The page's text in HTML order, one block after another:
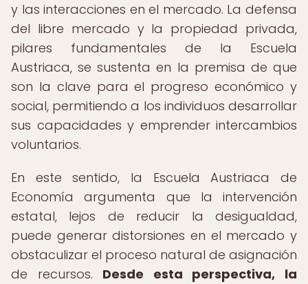
y las interacciones en el mercado. La defensa
del libre mercado y la propiedad privada,
pilares fundamentales de la Escuela
Austriaca, se sustenta en la premisa de que
son la clave para el progreso económico y
social, permitiendo a los individuos desarrollar
sus capacidades y emprender intercambios
voluntarios.
En este sentido, la Escuela Austriaca de
Economía argumenta que la intervención
estatal, lejos de reducir la desigualdad,
puede generar distorsiones en el mercado y
obstaculizar el proceso natural de asignación
de recursos. Desde esta perspectiva, la